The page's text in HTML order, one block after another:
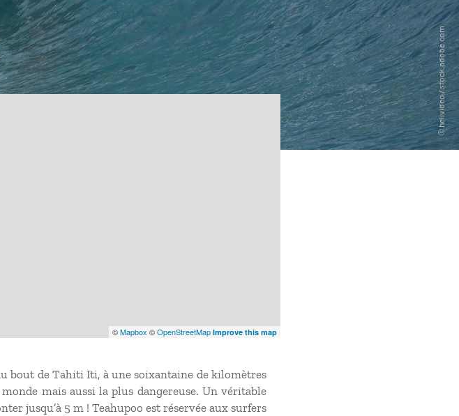
©Mapbox ©OpenStreetMap Improve this map
bout de Tahiti Iti, à une soixantaine de kilomètres
mais aussi la plus dangereuse. Un véritable
jusqu’à 5 m ! Teahupoo est réservée aux surfers